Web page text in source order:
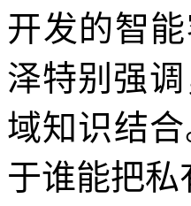
开发的智
泽特别强
域知识结
于谁能把